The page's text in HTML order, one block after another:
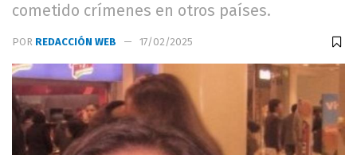
cometido crímenes en otros países.
POR REDACCIÓN WEB 17/02/2025